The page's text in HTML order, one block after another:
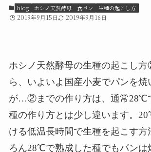
blog ホシノ天然酵母 食パン 生種の起こし方
2019年9月15日 2019年9月16日
ホシノ天然酵母の生種の起こし
ら、いよいよ国産小麦でパンを焼
が…②までの作り方は、通常28℃
種の作り方とは少し違います。
ける低温長時間で生種を起こす方
ろん28℃で熟成した種でもパンは